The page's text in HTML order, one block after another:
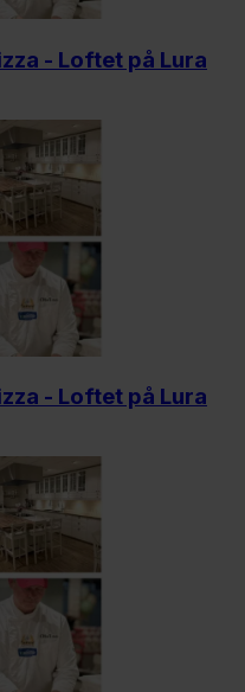
- Loftet på Lura
- Loftet på Lura